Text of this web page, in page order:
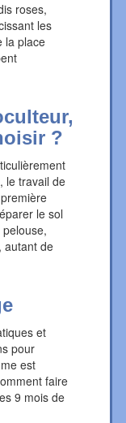
roses,
les
la place
?
le travail de
le sol
autant de
et
pour
est
faire
9 mois de